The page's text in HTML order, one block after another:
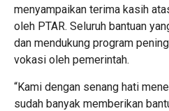
menyampaikan terima kasih
oleh PTAR. Seluruh bantuan
dan mendukung program
vokasi oleh pemerintah.
“Kami dengan senang hati
sudah banyak memberikan